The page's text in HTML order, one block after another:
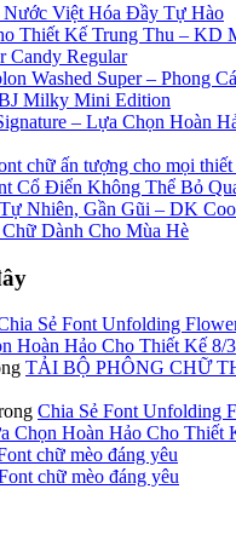
Nước Việt Hóa Đầy Tự Hào
Thiết Kế Trung Thu – KD
Candy Regular
Washed Super – Phong
Milky Mini Edition
– Lựa Chọn Hoàn
chữ ấn tượng cho mọi thiết
Cổ Điển Không Thể Bỏ
Nhiên, Gần Gũi – DK
Dành Cho Mùa Hè
Sẻ Font Unfolding
Hoàn Hảo Cho Thiết Kế 8/3
TẢI BỘ PHÔNG CHỮ
Chia Sẻ Font Unfolding
Chọn Hoàn Hảo Cho Thiết
chữ mèo đáng yêu
chữ mèo đáng yêu